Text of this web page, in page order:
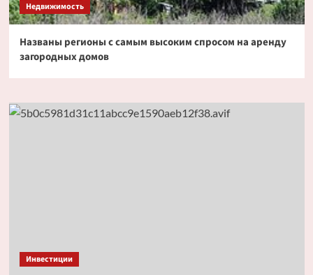
Недвижимость
Названы регионы с самым высоким спросом на аренду
загородных домов
Инвестиции